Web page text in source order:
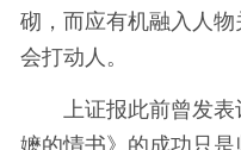
砌，而应有机融入人
会打动人。
上证报此前曾发